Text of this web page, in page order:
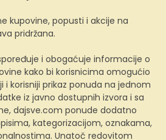
kupovine, popusti i akcije na
pridržana.
i obogaćuje informacije o
kako bi korisnicima omogućio
i korisniji prikaz ponuda na jednom
iz javno dostupnih izvora i sa
dajsve.com ponude dodatno
kategorizacijom, oznakama,
Unatoč redovitom